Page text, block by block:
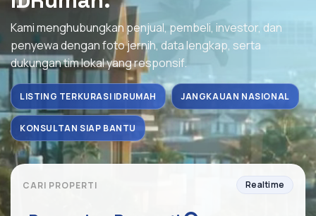
Kami menghubungkan penjual, pembeli, investor, dan
penyewa dengan foto jernih, data lengkap, serta
dukungan tim lokal yang responsif.
LISTING TERKURASI IDRUMAH JANGKAUAN NASIONAL
KONSULTAN SIAP BANTU
CARI PROPERTI Realtime